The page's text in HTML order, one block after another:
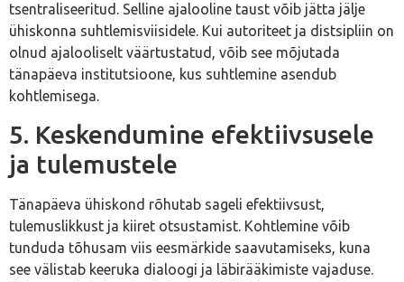
tsentraliseeritud. Selline ajalooline taust võib jätta jälje
ühiskonna suhtlemisviisidele. Kui autoriteet ja distsipliin on
olnud ajalooliselt väärtustatud, võib see mõjutada
tänapäeva institutsioone, kus suhtlemine asendub
kohtlemisega.
5. Keskendumine efektiivsusele
ja tulemustele
Tänapäeva ühiskond rõhutab sageli efektiivsust,
tulemuslikkust ja kiiret otsustamist. Kohtlemine võib
tunduda tõhusam viis eesmärkide saavutamiseks, kuna
see välistab keeruka dialoogi ja läbirääkimiste vajaduse.